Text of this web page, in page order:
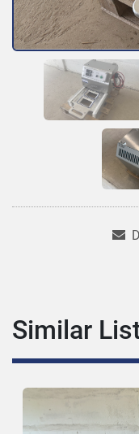
Similar